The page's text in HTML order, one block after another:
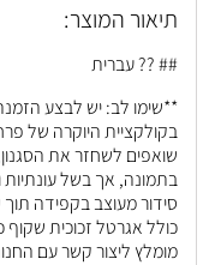
תיאור המוצר:
## ?? עברית
**שימו לב: יש לבצע
בקולקציית היוקרה של
שואפים לשחזר את
בתמונה, אך בשל עונתיות
סידור מעוצב בקפידה תוך
כולל אגרטל זכוכית
מומלץ ליצור קשר עם